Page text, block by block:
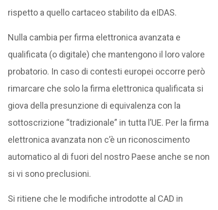
rispetto a quello cartaceo stabilito da eIDAS.
Nulla cambia per firma elettronica avanzata e
qualificata (o digitale) che mantengono il loro valore
probatorio. In caso di contesti europei occorre però
rimarcare che solo la firma elettronica qualificata si
giova della presunzione di equivalenza con la
sottoscrizione “tradizionale” in tutta l’UE. Per la firma
elettronica avanzata non c’è un riconoscimento
automatico al di fuori del nostro Paese anche se non
si vi sono preclusioni.
Si ritiene che le modifiche introdotte al CAD in